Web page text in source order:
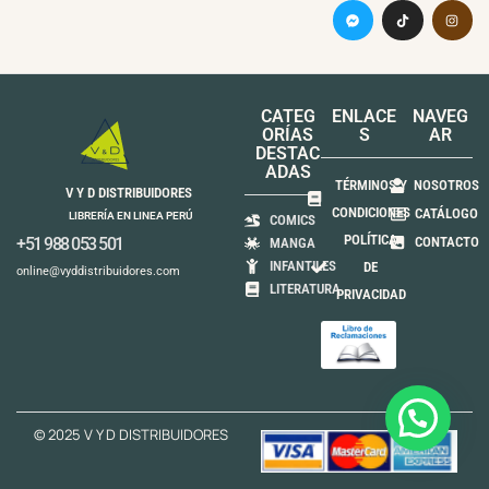
V Y D DISTRIBUIDORES
LIBRERÍA EN LINEA PERÚ
+51 988 053 501
online@vyddistribuidores.com
CATEG
ORÍAS
DESTAC
ADAS
COMICS
MANGA
INFANTILES
LITERATURA
ENLACE
S
TÉRMINOS Y
CONDICIONES
POLÍTICA
DE
PRIVACIDAD
NAVEG
AR
NOSOTROS
CATÁLOGO
CONTACTO
© 2025 V Y D DISTRIBUIDORES